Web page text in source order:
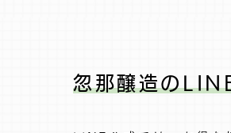
忽那醸造の